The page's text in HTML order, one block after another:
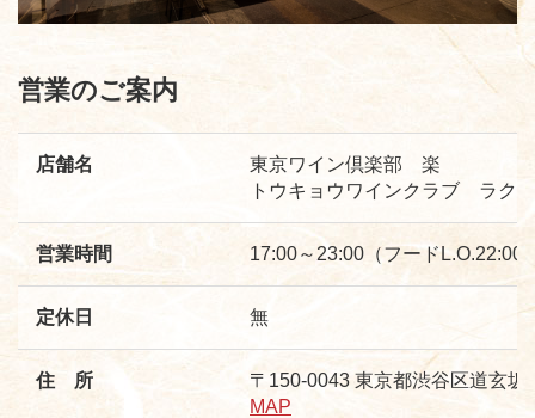
営業のご案内
店舗名
東京ワイン倶楽部 楽
トウキョウワインクラブ ラク
営業時間 17:00～23:00（フードL.O.22:00
定休日 無
住 所
〒150-0043 東京都渋谷区道玄坂
MAP